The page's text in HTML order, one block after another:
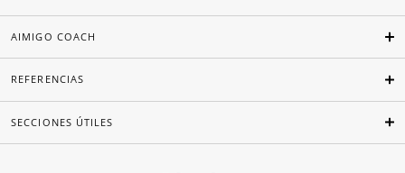
AIMIGO COACH
REFERENCIAS
SECCIONES ÚTILES